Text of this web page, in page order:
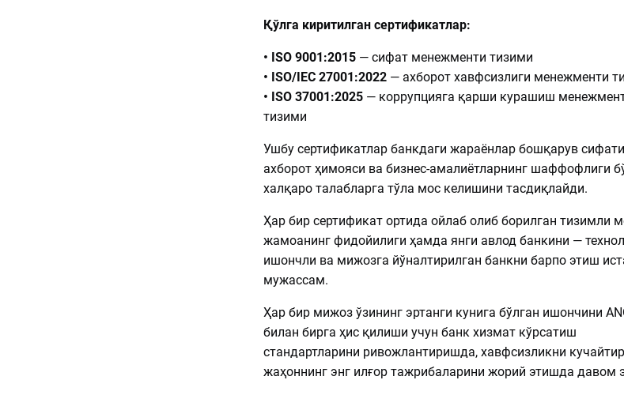
Қўлга киритилган сертификатлар:
• ISO 9001:2015— сифат менежменти тизими
• ISO/IEC 27001:2022— ахборот хавфсизлиги менежменти
• ISO 37001:2025— коррупцияга қарши курашиш
тизими
Ушбу сертификатлар банкдаги жараёнлар бошқарув
ахборот ҳимояси ва бизнес-амалиётларнинг шаффофлиги
халқаро талабларга тўла мос келишини тасдиқлайди.
Ҳар бир сертификат ортида ойлаб олиб борилган тизимли
жамоанинг фидойилиги ҳамда янги авлод банкини —
ишончли ва мижозга йўналтирилган банкни барпо этиш
мужассам.
Ҳар бир мижоз ўзининг эртанги кунига бўлган ишончини
билан бирга ҳис қилиши учун банк хизмат кўрсатиш
стандартларини ривожлантиришда, хавфсизликни
жаҳоннинг энг илғор тажрибаларини жорий этишда давом